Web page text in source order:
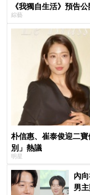
《我獨自生活》預告
綜藝
朴信惠、崔泰俊迎二
別」熱議
明星
內
男